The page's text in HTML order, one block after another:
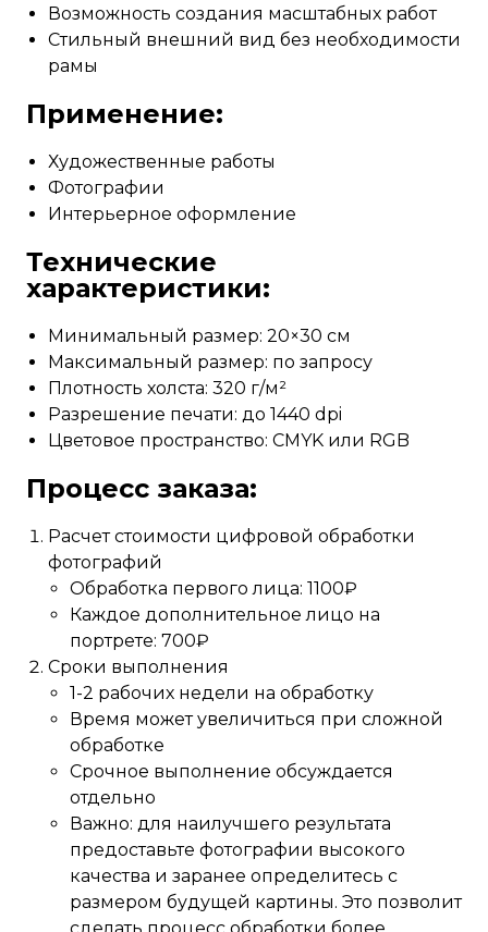
Возможность создания масштабных работ
Стильный внешний вид без необходимости
рамы
Применение:
Художественные работы
Фотографии
Интерьерное оформление
Технические
характеристики:
Минимальный размер: 20×30 см
Максимальный размер: по запросу
Плотность холста: 320 г/м²
Разрешение печати: до 1440 dpi
Цветовое пространство: CMYK или RGB
Процесс заказа:
Расчет стоимости цифровой обработки
фотографий
Обработка первого лица: 1100₽
Каждое дополнительное лицо на
портрете: 700₽
Сроки выполнения
1-2 рабочих недели на обработку
Время может увеличиться при сложной
обработке
Срочное выполнение обсуждается
отдельно
Важно: для наилучшего результата
предоставьте фотографии высокого
качества и заранее определитесь с
размером будущей картины. Это позволит
сделать процесс обработки более